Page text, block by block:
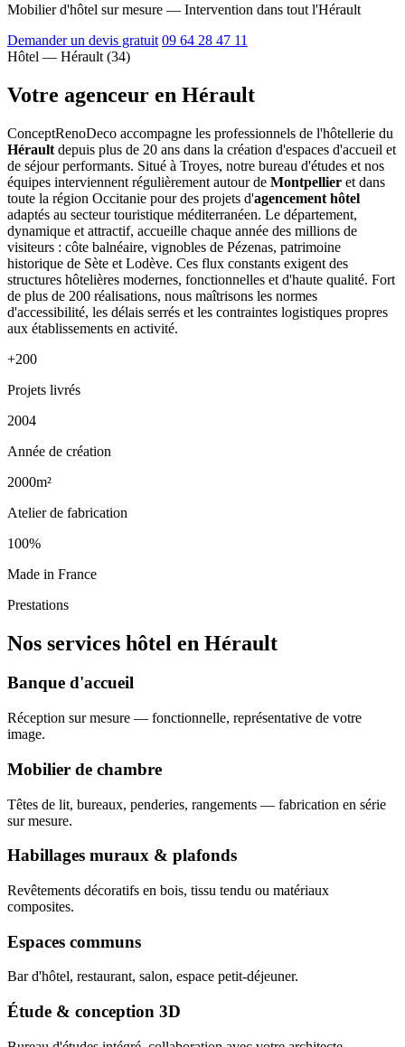
Mobilier d'hôtel sur mesure — Intervention dans tout l'Hérault
Demander un devis gratuit 09 64 28 47 11
Hôtel — Hérault (34)
Votre agenceur en Hérault
ConceptRenoDeco accompagne les professionnels de l'hôtellerie du
Hérault depuis plus de 20 ans dans la création d'espaces d'accueil et
de séjour performants. Situé à Troyes, notre bureau d'études et nos
équipes interviennent régulièrement autour de Montpellier et dans
toute la région Occitanie pour des projets d'agencement hôtel
adaptés au secteur touristique méditerranéen. Le département,
dynamique et attractif, accueille chaque année des millions de
visiteurs : côte balnéaire, vignobles de Pézenas, patrimoine
historique de Sète et Lodève. Ces flux constants exigent des
structures hôtelières modernes, fonctionnelles et d'haute qualité. Fort
de plus de 200 réalisations, nous maîtrisons les normes
d'accessibilité, les délais serrés et les contraintes logistiques propres
aux établissements en activité.
+200
Projets livrés
2004
Année de création
2000m²
Atelier de fabrication
100%
Made in France
Prestations
Nos services hôtel en Hérault
Banque d'accueil
Réception sur mesure — fonctionnelle, représentative de votre
image.
Mobilier de chambre
Têtes de lit, bureaux, penderies, rangements — fabrication en série
sur mesure.
Habillages muraux & plafonds
Revêtements décoratifs en bois, tissu tendu ou matériaux
composites.
Espaces communs
Bar d'hôtel, restaurant, salon, espace petit-déjeuner.
Étude & conception 3D